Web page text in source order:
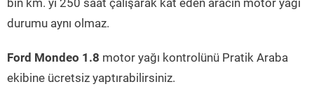
bin km. yi 250 saat çalışarak kat eden aracın motor yağı
durumu aynı olmaz.
Ford Mondeo 1.8 motor yağı kontrolünü Pratik Araba
ekibine ücretsiz yaptırabilirsiniz.